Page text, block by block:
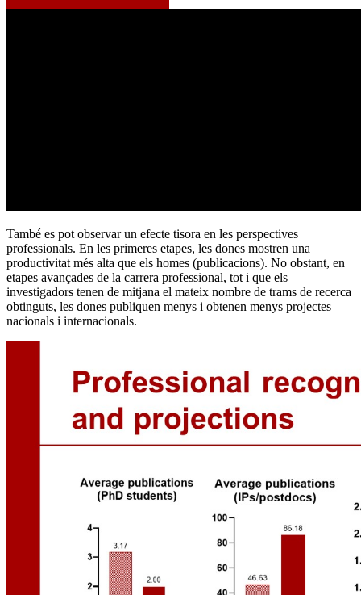
També es pot observar un efecte tisora en les perspectives
professionals. En les primeres etapes, les dones mostren una
productivitat més alta que els homes (publicacions). No obstant, en
etapes avançades de la carrera professional, tot i que els
investigadors tenen de mitjana el mateix nombre de trams de recerca
obtinguts, les dones publiquen menys i obtenen menys projectes
nacionals i internacionals.